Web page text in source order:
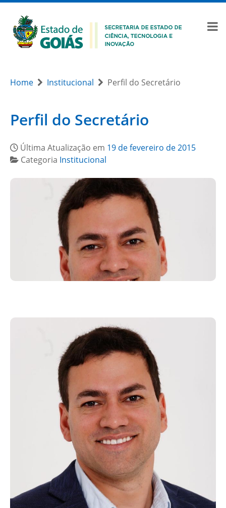
Home Institucional Perfil do Secretário
Perfil do Secretário
Última Atualização em 19 de fevereiro de 2015
Categoria Institucional